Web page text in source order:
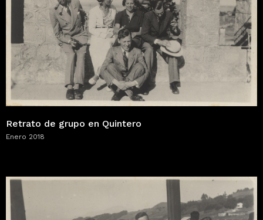
Retrato de grupo en Quintero
Enero 2018